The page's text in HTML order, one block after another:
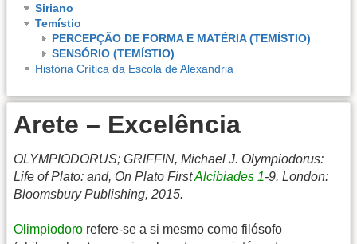
Siriano
Temístio
PERCEPÇÃO DE FORMA E MATÉRIA (TEMÍSTIO)
SENSÓRIO (TEMÍSTIO)
História Crítica da Escola de Alexandria
Arete – Excelência
OLYMPIODORUS; GRIFFIN, Michael J. Olympiodorus:
Life of Plato: and, On Plato FirstAlcibiades 1-9. London:
Bloomsbury Publishing, 2015.
Olimpiodoro refere-se a si mesmo como filósofo